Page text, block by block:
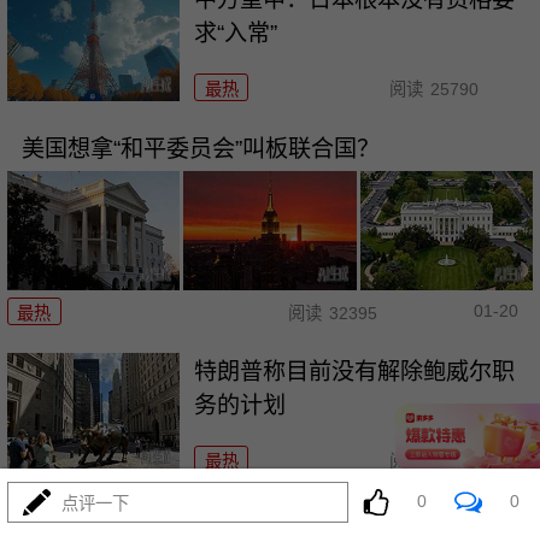
求“入常”
最热 阅读 25790
美国想拿“和平委员会”叫板联合国？
最热 阅读 32395 01-20
特朗普称目前没有解除鲍威尔职
务的计划
最热 阅读 23835
美联储“褐皮书”显示关税成本压力
点评一下 0 0